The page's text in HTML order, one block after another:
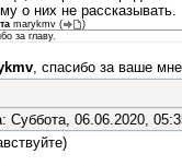
о них не рассказывать.
marykmv (
)
за главу.
, спасибо за ваше
Суббота, 06.06.2020,